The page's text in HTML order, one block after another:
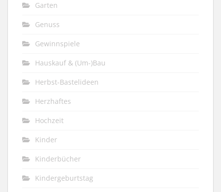
Garten
Genuss
Gewinnspiele
Hauskauf & (Um-)Bau
Herbst-Bastelideen
Herzhaftes
Hochzeit
Kinder
Kinderbücher
Kindergeburtstag